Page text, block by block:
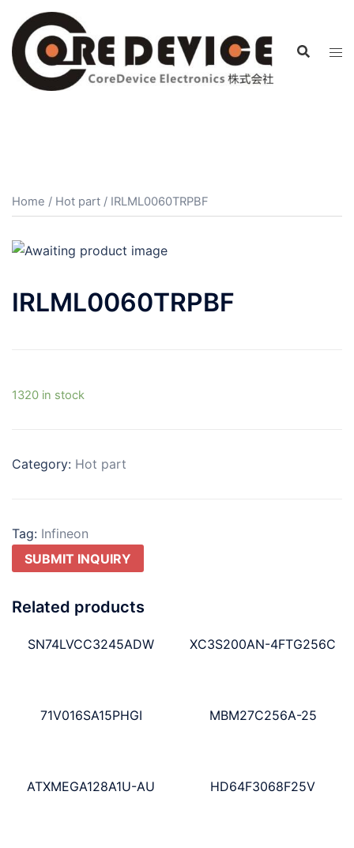
Home / Hot part / IRLML0060TRPBF
IRLML0060TRPBF
1320 in stock
Category: Hot part
Tag: Infineon
SUBMIT INQUIRY
Related products
SN74LVCC3245ADW XC3S200AN-4FTG256C
71V016SA15PHGI MBM27C256A-25
ATXMEGA128A1U-AU HD64F3068F25V